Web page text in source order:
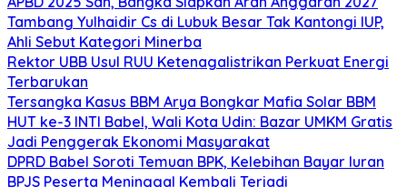
Tambang Yulhaidir Cs di Lubuk Besar Tak Kantongi IUP,
Ahli Sebut Kategori Minerba
Rektor UBB Usul RUU Ketenagalistrikan Perkuat Energi
Terbarukan
Tersangka Kasus BBM Arya Bongkar Mafia Solar BBM
HUT ke-3 INTI Babel, Wali Kota Udin: Bazar UMKM Gratis
Jadi Penggerak Ekonomi Masyarakat
DPRD Babel Soroti Temuan BPK, Kelebihan Bayar Iuran
BPJS Peserta Meninggal Kembali Terjadi